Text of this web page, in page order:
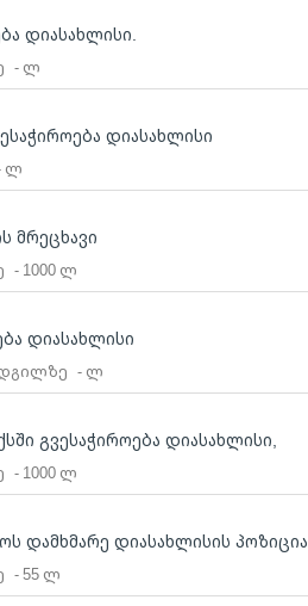
დიასახლისი.
- ლ
დიასახლისი
ლ
მრეცხავი
- 1000 ლ
დიასახლისი
- ლ
გვესაჭიროება დიასახლისი,
- 1000 ლ
დამხმარე დიასახლისის პოზიცია
- 55 ლ